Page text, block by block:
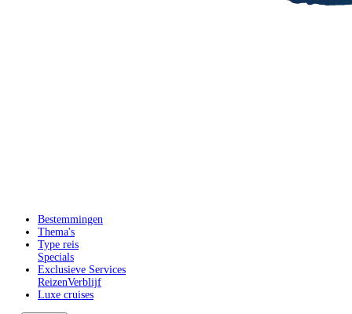
Bestemmingen
Thema's
Type reis
Specials
Exclusieve Services
ReizenVerblijf
Luxe cruises